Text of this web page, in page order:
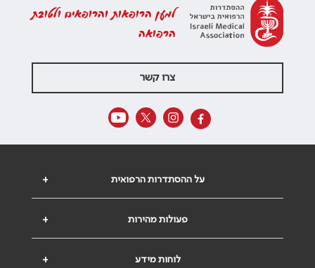
למען הרופאות והרופאים ולטובת
הרפואה
צרו קשר
+ על ההסתדרות הרפואית
+ פעולות מהירות
+ לוחות מידע